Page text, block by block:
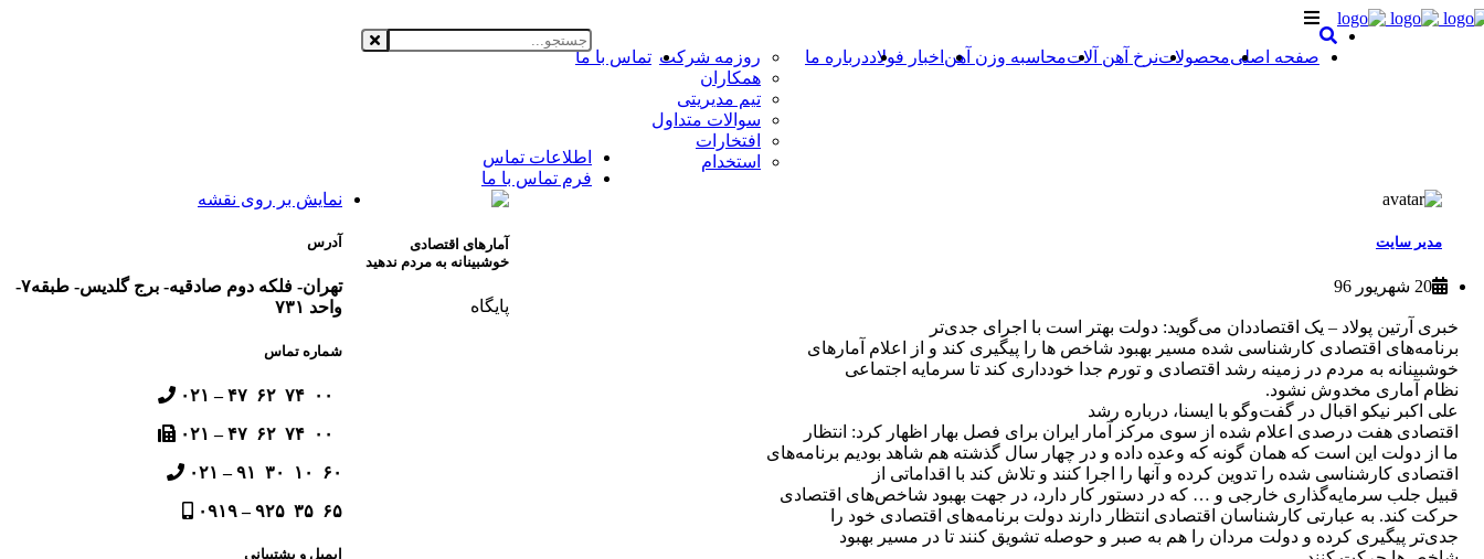
صفحه اصلیمحصولاتنرخ آهن آلاتمحاسبه وزن آهن اخبار فولاددرباره ما
روزمه شرکت
همکاران
تیم مدیریتی
سوالات متداول
افتخارات
استخدام
تماس با ما
مدیر سایت
20 شهریور 96
آمارهای اقتصادی
خوشبینانه به مردم ندهید
پایگاه
خبری آرتین پولاد – یک اقتصاددان می‌گوید: دولت بهتر است با اجرای جدی‌تر
برنامه‌های اقتصادی کارشناسی شده مسیر بهبود شاخص ها را پیگیری کند و از اعلام آمارهای
خوشبینانه به مردم در زمینه رشد اقتصادی و تورم جدا خودداری کند تا سرمایه اجتماعی
نظام آماری مخدوش نشود.
علی اکبر نیکو اقبال در گفت‌وگو با ایسنا، درباره رشد
اقتصادی هفت درصدی اعلام شده از سوی مرکز آمار ایران برای فصل بهار اظهار کرد: انتظار
ما از دولت این است که همان گونه که وعده داده و در چهار سال گذشته هم شاهد بودیم برنامه‌های
اقتصادی کارشناسی شده را تدوین کرده و آنها را اجرا کنند و تلاش کند با اقداماتی از
قبیل جلب سرمایه‌گذاری خارجی و … که در دستور کار دارد، در جهت بهبود شاخص‌های اقتصادی
حرکت کند. به عبارتی کارشناسان اقتصادی انتظار دارند دولت برنامه‌های اقتصادی خود را
جدی‌تر پیگیری کرده و دولت مردان را هم به صبر و حوصله تشویق کنند تا در مسیر بهبود
اطلاعات تماس
فرم تماس با ما
نمایش بر روی نقشه
آدرس
تهران- فلکه دوم صادقیه- برج گلدیس- طبقه۷-
واحد ۷۳۱
شماره تماس
۶۰ ۱۰ ۳۰ ۹۱ – ۰۲۱
۶۵ ۳۵ ۹۲۵ – ۰۹۱۹
ایمیل و پشتیبانی